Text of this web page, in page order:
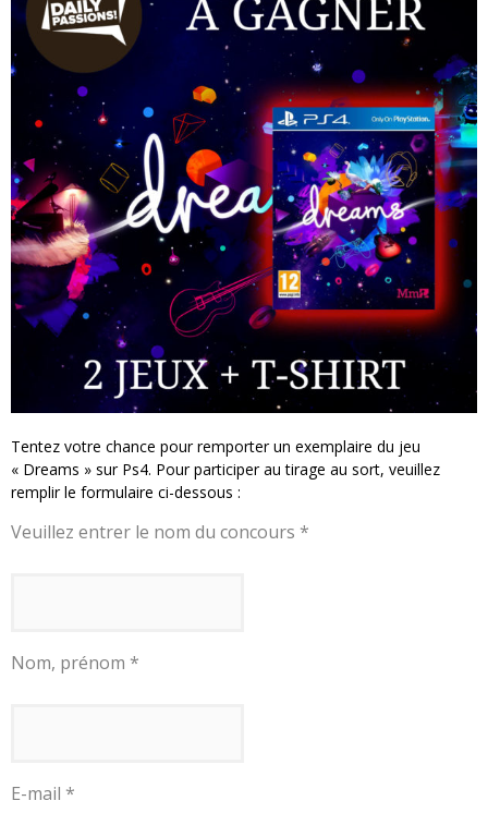
« MOFUSAND / Parler Japonais » – Des Expressions Pratiques !
« Dr Wertham / L’homme qui étudia les tueurs en série » - Un Métier à Risque !
Assassin's Creed Black Flag Resynced
« Le Vent dand les Saules » - Une Belle Histoire !
« Damn Them All » - Un duo de Choc !
Yoshi and the mysterious book
Tentez votre chance pour remporter un exemplaire du jeu
« Dreams » sur Ps4. Pour participer au tirage au sort, veuillez
remplir le formulaire ci-dessous :
Veuillez entrer le nom du concours *
Nom, prénom *
E-mail *